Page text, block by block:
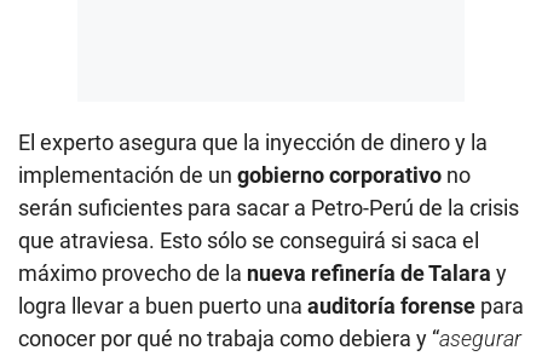
El experto asegura que la inyección de dinero y la
implementación de un gobierno corporativo no
serán suficientes para sacar a Petro-Perú de la crisis
que atraviesa. Esto sólo se conseguirá si saca el
máximo provecho de la nueva refinería de Talara y
logra llevar a buen puerto una auditoría forense para
conocer por qué no trabaja como debiera y “asegurar